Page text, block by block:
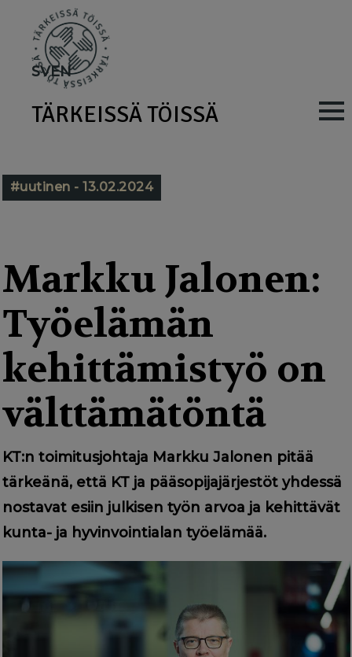
main
content
SVEN
TÄRKEISSÄ TÖISSÄ
a
v
a
o
n
#uutinen - 13.02.2024
Markku Jalonen:
Työelämän
kehittämistyö on
välttämätöntä
KT:n toimitusjohtaja Markku Jalonen pitää
tärkeänä, että KT ja pääsopijajärjestöt yhdessä
nostavat esiin julkisen työn arvoa ja kehittävät
kunta- ja hyvinvointialan työelämää.